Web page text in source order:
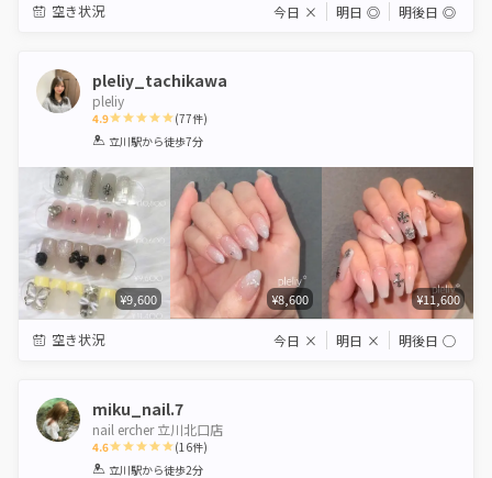
空き状況 今日 × 明日 ◎ 明後日 ◎
pleliy_tachikawa
pleliy
4.9
1 2 3 4 5
(77件)
立川駅から徒歩7分
¥9,600 ¥8,600 ¥11,600
空き状況 今日 × 明日 × 明後日 ◯
miku_nail.7
nail ercher 立川北口店
4.6
1 2 3 4 5
(16件)
立川駅から徒歩2分